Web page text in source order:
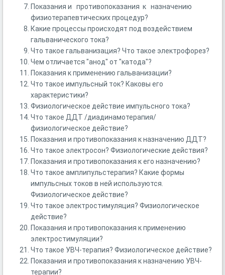
Показания и противопоказания к назначению
физиотерапевтических процедур?
Какие процессы происходят под воздействием
гальванического тока?
Что такое гальванизация? Что такое электрофорез?
Чем отличается "анод" от "катода"?
Показания к применению гальванизации?
Что такое импульсный ток? Каковы его
характеристики?
Физиологическое действие импульсного тока?
Что такое ДДТ /диадинамотерапия/
физиологическое действие?
Показания и противопоказания к назначению ДДТ?
Что такое электросон? Физиологические действия?
Показания и противопоказания к его назначению?
Что такое амплипульстерапия? Какие формы
импульсных токов в ней используются.
Физиологическое действие?
Что такое электростимуляция? Физиологическое
действие?
Показания и противопоказания к применению
электростимуляции?
Что такое УВЧ-терапия? Физиологическое действие?
Показания и противопоказания к назначению УВЧ-
терапии?